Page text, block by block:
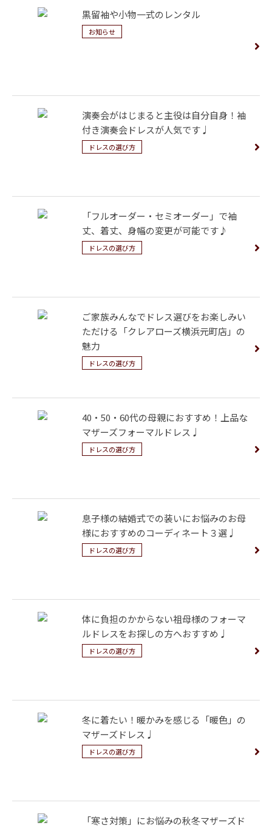
黒留袖や小物一式のレンタル
お知らせ
演奏会がはじまると主役は自分自身！袖
付き演奏会ドレスが人気です♩
ドレスの選び方
「フルオーダー・セミオーダー」で袖
丈、着丈、身幅の変更が可能です♪
ドレスの選び方
ご家族みんなでドレス選びをお楽しみい
ただける「クレアローズ横浜元町店」の
魅力
ドレスの選び方
40・50・60代の母親におすすめ！上品な
マザーズフォーマルドレス♩
ドレスの選び方
息子様の結婚式での装いにお悩みのお母
様におすすめのコーディネート３選♩
ドレスの選び方
体に負担のかからない祖母様のフォーマ
ルドレスをお探しの方へおすすめ♩
ドレスの選び方
冬に着たい！暖かみを感じる「暖色」の
マザーズドレス♩
ドレスの選び方
「寒さ対策」にお悩みの秋冬マザーズド